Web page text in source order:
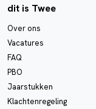
dit is Twee
Over ons
Vacatures
FAQ
PBO
Jaarstukken
Klachtenregeling